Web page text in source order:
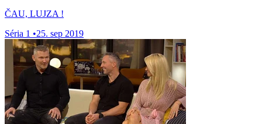
ČAU, LUJZA !
Séria 1 •25. sep 2019